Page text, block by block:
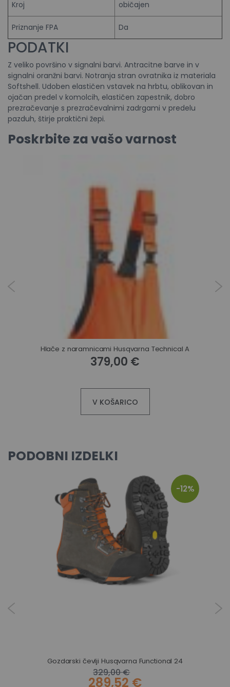
Kroj običajen
Priznanje FPA Da
PODATKI
Z veliko površino v signalni barvi. Antracitne barve in v
signalni oranžni barvi. Notranja stran ovratnika iz materiala
Softshell. Udoben elastičen vstavek na hrbtu, oblikovan in
ojačan predel v komolcih, elastičen zapestnik, dobro
prezračevanje s prezračevalnimi zadrgami v predelu
pazduh, štirje praktični žepi.
Poskrbite za vašo varnost
Hlače z naramnicami Husqvarna Technical A
379,00 €
V KOŠARICO
PODOBNI IZDELKI
-12%
Gozdarski čevlji Husqvarna Functional 24
329,00 €
289,52 €